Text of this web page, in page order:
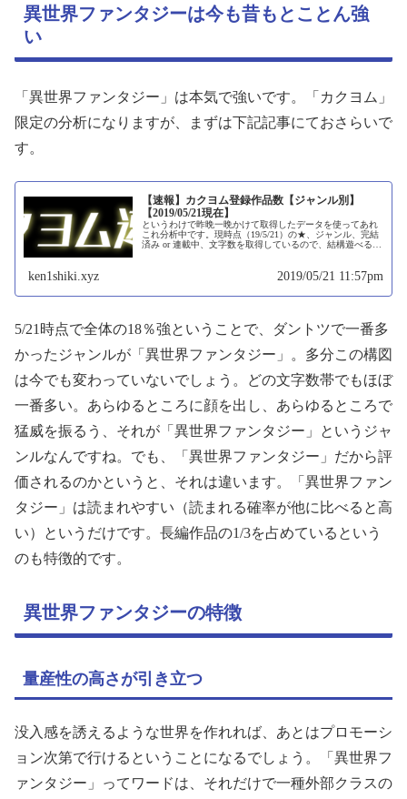
異世界ファンタジーは今も昔もとことん強
い
「異世界ファンタジー」は本気で強いです。「カクヨム」
限定の分析になりますが、まずは下記記事にておさらいで
す。
【速報】カクヨム登録作品数【ジャンル別】
【2019/05/21現在】
というわけで昨晩一晩かけて取得したデータを使ってあれ
これ分析中です。現時点（19/5/21）の★、ジャンル、完結
済み or 連載中、文字数を取得しているので、結構遊べるな
ken1shiki.xyz 2019/05/21 11:57pm
5/21時点で全体の18％強ということで、ダントツで一番多
かったジャンルが「異世界ファンタジー」。多分この構図
は今でも変わっていないでしょう。どの文字数帯でもほぼ
一番多い。あらゆるところに顔を出し、あらゆるところで
猛威を振るう、それが「異世界ファンタジー」というジャ
ンルなんですね。でも、「異世界ファンタジー」だから評
価されるのかというと、それは違います。「異世界ファン
タジー」は読まれやすい（読まれる確率が他に比べると高
い）というだけです。長編作品の1/3を占めているという
のも特徴的です。
異世界ファンタジーの特徴
量産性の高さが引き立つ
没入感を誘えるような世界を作れれば、あとはプロモーシ
ョン次第で行けるということになるでしょう。「異世界フ
ァンタジー」ってワードは、それだけで一種外部クラスの